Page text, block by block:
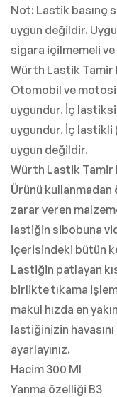
Not: Lastik basınç
uygun değildir.
sigara içilmemeli ve
Würth Lastik Tamir
Otomobil ve
uygundur. İç
uygundur. İç lastikli
uygun değildir.
Würth Lastik Tamir
Ürünü kullanmadan
zarar veren
lastiğin sibobuna
içerisindeki bütün
Lastiğin patlayan
birlikte tıkama
makul hızda en
lastiğinizin
ayarlayınız.
Hacim 300 Ml
Yanma özelliği B3